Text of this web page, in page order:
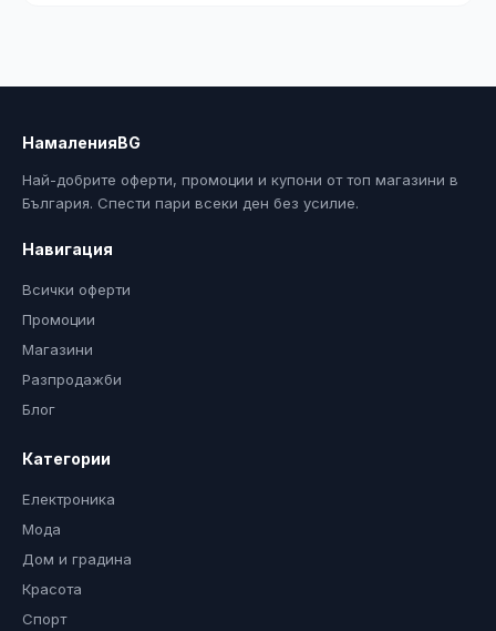
НамаленияBG
Най-добрите оферти, промоции и купони от топ магазини в
България. Спести пари всеки ден без усилие.
Навигация
Всички оферти
Промоции
Магазини
Разпродажби
Блог
Категории
Електроника
Мода
Дом и градина
Красота
Спорт